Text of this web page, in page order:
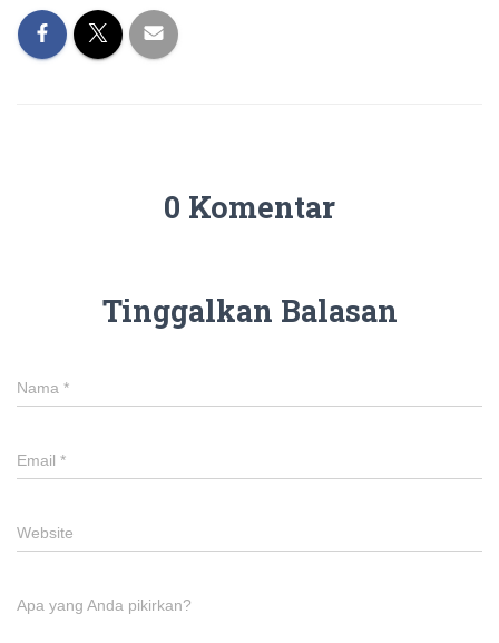
0 Komentar
Tinggalkan Balasan
Nama *
Email *
Website
Apa yang Anda pikirkan?